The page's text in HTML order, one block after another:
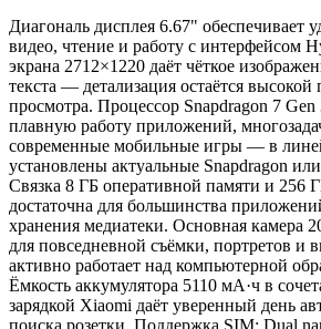
Диагональ дисплея 6.67" обеспечивает
видео, чтение и работу с интерфейсом
экрана 2712×1220 даёт чёткое
текста — детализация остаётся
просмотра. Процессор Snapdragon 7 Gen
плавную работу приложений,
современные мобильные игры — в
установлены актуальные Snapdragon
Связка 8 ГБ оперативной памяти и 256
достаточна для большинства
хранения медиатеки. Основная камера
для повседневной съёмки, портретов и
активно работает над компьютерной
Ёмкость аккумулятора 5110 мА·ч в
зарядкой Xiaomi даёт уверенный день
поиска розетки. Поддержка SIM: Dual